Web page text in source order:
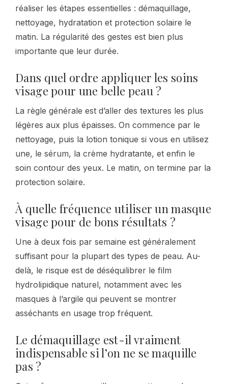
réaliser les étapes essentielles : démaquillage,
nettoyage, hydratation et protection solaire le
matin. La régularité des gestes est bien plus
importante que leur durée.
Dans quel ordre appliquer les soins
visage pour une belle peau ?
La règle générale est d’aller des textures les plus
légères aux plus épaisses. On commence par le
nettoyage, puis la lotion tonique si vous en utilisez
une, le sérum, la crème hydratante, et enfin le
soin contour des yeux. Le matin, on termine par la
protection solaire.
À quelle fréquence utiliser un masque
visage pour de bons résultats ?
Une à deux fois par semaine est généralement
suffisant pour la plupart des types de peau. Au-
delà, le risque est de déséquilibrer le film
hydrolipidique naturel, notamment avec les
masques à l’argile qui peuvent se montrer
asséchants en usage trop fréquent.
Le démaquillage est-il vraiment
indispensable si l’on ne se maquille
pas ?